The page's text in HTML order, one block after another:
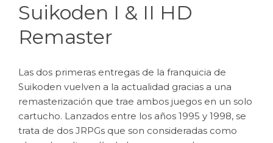
Suikoden I & II HD
Remaster
Las dos primeras entregas de la franquicia de
Suikoden vuelven a la actualidad gracias a una
remasterización que trae ambos juegos en un solo
cartucho. Lanzados entre los años 1995 y 1998, se
trata de dos JRPGs que son consideradas como